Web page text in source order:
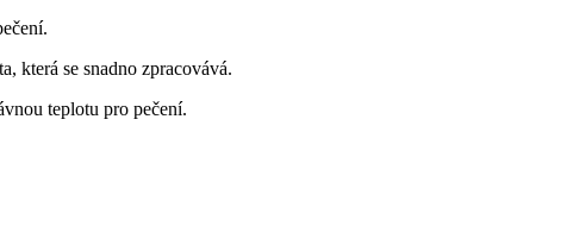
která se snadno ⁢zpracovává.
teplotu ⁢pro pečení.